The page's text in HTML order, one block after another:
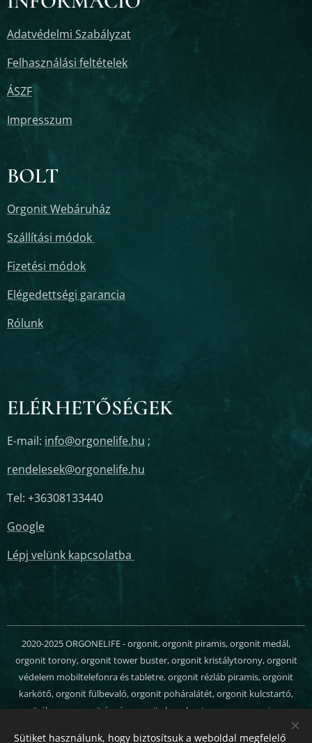
Adatvédelmi Szabályzat
Felhasználási feltételek
ÁSZF
Impresszum
BOLT
Orgonit Webáruház
Szállítási módok
Fizetési módok
Elégedettségi garancia
Rólunk
ELÉRHETŐSÉGEK
E-mail: info@orgonelife.hu ;
rendelesek@orgonelife.hu
Tel: +36308133440
Google
Lépj velünk kapcsolatba
2020-2025 ORGONELIFE - orgonit, orgonit piramis, orgonit medál,
orgonit torony, orgonit tower buster, orgonit kristálytorony, orgonit
védelem mobiltelefonra és tabletre, orgonit rézláb piramis, orgonit
karkötő, orgonit fülbevaló, orgonit poháralátét, orgonit kulcstartó,
orgonit ékszer, orgonit ágyú, orgonit chem buster, orgon energia, orgon
Sütiket használunk, hogy biztosítsuk a weboldal megfelelő